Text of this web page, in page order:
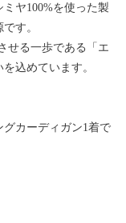
ヤ100%を使った製
す。
せる一歩である「エ
込めています。
カーディガン1着で